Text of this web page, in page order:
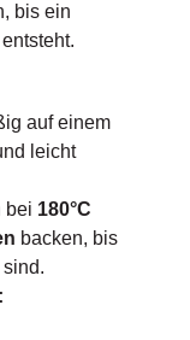
bis ein
auf einem
leicht
bei 180°C
backen, bis